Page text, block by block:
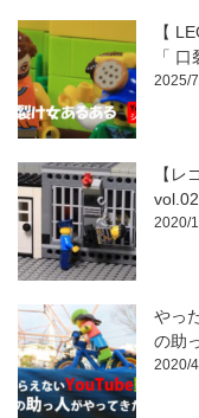
【
「
2025/
【レ
vol.02
2020/
やっ
の助
2020/